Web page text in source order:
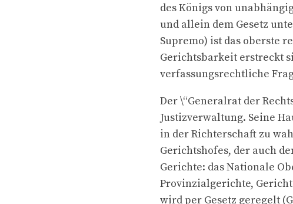
des Königs von
und allein dem Gesetz
Supremo) ist das oberste
Gerichtsbarkeit erstreckt
verfassungsrechtliche
Der \“Generalrat der
Justizverwaltung. Seine
in der Richterschaft zu
Gerichtshofes, der auch
Gerichte: das Nationale
Provinzialgerichte,
wird per Gesetz geregelt